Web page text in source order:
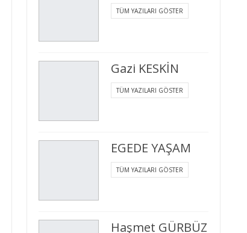
TÜM YAZILARI GÖSTER
Gazi KESKİN
TÜM YAZILARI GÖSTER
EGEDE YAŞAM
TÜM YAZILARI GÖSTER
Haşmet GÜRBÜZ